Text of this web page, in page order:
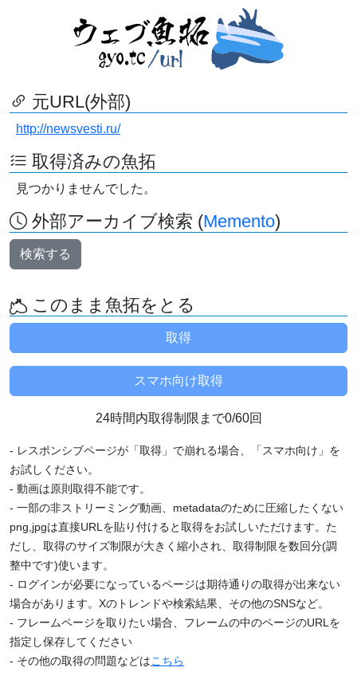
元URL(外部)
http://newsvesti.ru/
取得済みの魚拓
見つかりませんでした。
外部アーカイブ検索 (Memento)
検索する
このまま魚拓をとる
24時間内取得制限まで0/60回
- レスポンシブページが「取得」で崩れる場合、「スマホ向け」を
お試しください。
- 動画は原則取得不能です。
- 一部の非ストリーミング動画、metadataのために圧縮したくない
png,jpgは直接URLを貼り付けると取得をお試しいただけます。た
だし、取得のサイズ制限が大きく縮小され、取得制限を数回分(調
整中です)使います。
- ログインが必要になっているページは期待通りの取得が出来ない
場合があります。Xのトレンドや検索結果、その他のSNSなど。
- フレームページを取りたい場合、フレームの中のページのURLを
指定し保存してください
- その他の取得の問題などはこちら